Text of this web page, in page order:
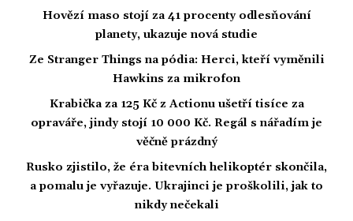
Hovězí maso stojí za 41 procenty odlesňování
planety, ukazuje nová studie
Ze Stranger Things na pódia: Herci, kteří vyměnili
Hawkins za mikrofon
Krabička za 125 Kč z Actionu ušetří tisíce za
opraváře, jindy stojí 10 000 Kč. Regál s nářadím je
věčně prázdný
Rusko zjistilo, že éra bitevních helikoptér skončila,
a pomalu je vyřazuje. Ukrajinci je proškolili, jak to
nikdy nečekali